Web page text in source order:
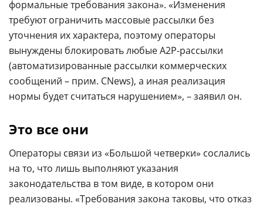
формальные требования закона». «Изменения
требуют ограничить массовые рассылки без
уточнения их характера, поэтому операторы
вынуждены блокировать любые А2Р-рассылки
(автоматизированные рассылки коммерческих
сообщений – прим. CNews), а иная реализация
нормы будет считаться нарушением», – заявил он.
Это все они
Операторы связи из «Большой четверки» сослались
на то, что лишь выполняют указания
законодательства в том виде, в котором они
реализованы. «Требования закона таковы, что отказ